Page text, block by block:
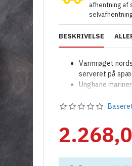
afhentning af
BESKRIVELSE
Varmrøget
serveret på
Unghane
Rosastegt
Petit kartofler
og koldpresset
Haricots verts
rødløg og soya